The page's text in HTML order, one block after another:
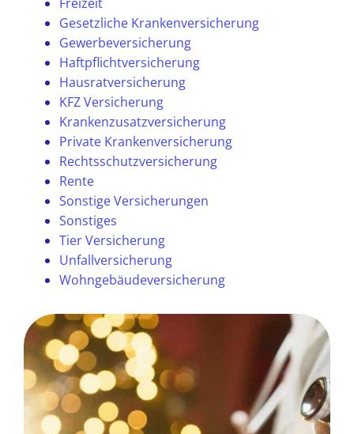
Gesetzliche Krankenversicherung
Gewerbeversicherung
Haftpflichtversicherung
Hausratversicherung
KFZ Versicherung
Krankenzusatzversicherung
Private Krankenversicherung
Rechtsschutzversicherung
Rente
Sonstige Versicherungen
Sonstiges
Tier Versicherung
Unfallversicherung
Wohngebäudeversicherung